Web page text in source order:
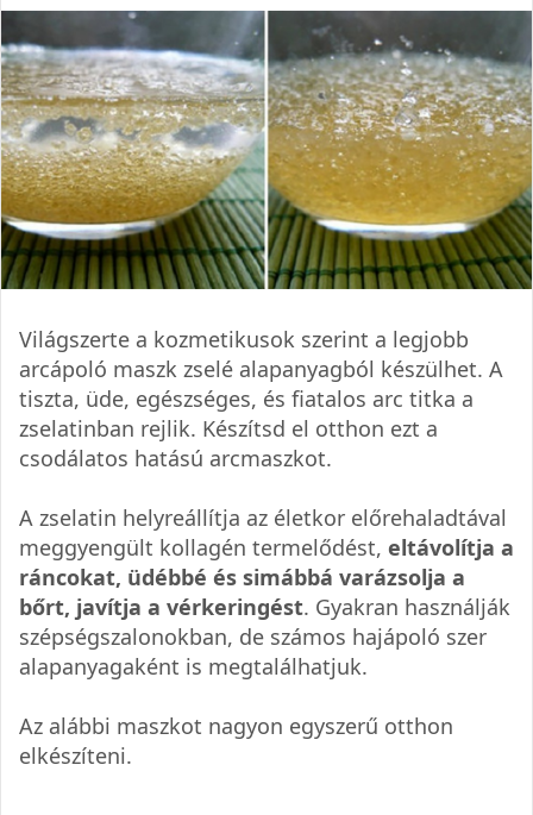
Világszerte a kozmetikusok szerint a legjobb
arcápoló maszk zselé alapanyagból készülhet. A
tiszta, üde, egészséges, és fiatalos arc titka a
zselatinban rejlik. Készítsd el otthon ezt a
csodálatos hatású arcmaszkot.
A zselatin helyreállítja az életkor előrehaladtával
meggyengült kollagén termelődést, eltávolítja a
ráncokat, üdébbé és simábbá varázsolja a
bőrt, javítja a vérkeringést. Gyakran használják
szépségszalonokban, de számos hajápoló szer
alapanyagaként is megtalálhatjuk.
Az alábbi maszkot nagyon egyszerű otthon
elkészíteni.